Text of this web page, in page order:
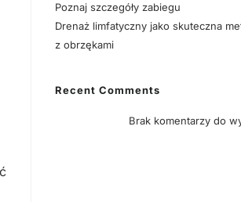
Poznaj szczegóły zabiegu
Drenaż limfatyczny jako skuteczna
z obrzękami
Recent Comments
Brak komentarzy do